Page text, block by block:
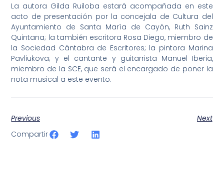
La autora Gilda Ruiloba estará acompañada en este
acto de presentación por la concejala de Cultura del
Ayuntamiento de Santa María de Cayón, Ruth Sainz
Quintana; la también escritora Rosa Diego, miembro de
la Sociedad Cántabra de Escritores; la pintora Marina
Pavliukova; y el cantante y guitarrista Manuel Iberia,
miembro de la SCE, que será el encargado de poner la
nota musical a este evento.
Previous
Next
Compartir